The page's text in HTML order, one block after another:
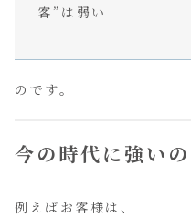
客”は弱い
のです。
今の時代に強い
例えばお客様は、